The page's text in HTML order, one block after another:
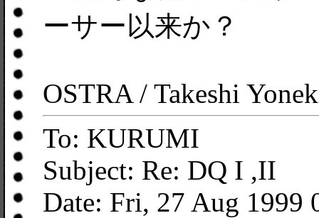
ーサー以来か？
OSTRA / Takeshi
To: KURUMI
Subject: Re: DQ I ,II
Date: Fri, 27 Aug 1999